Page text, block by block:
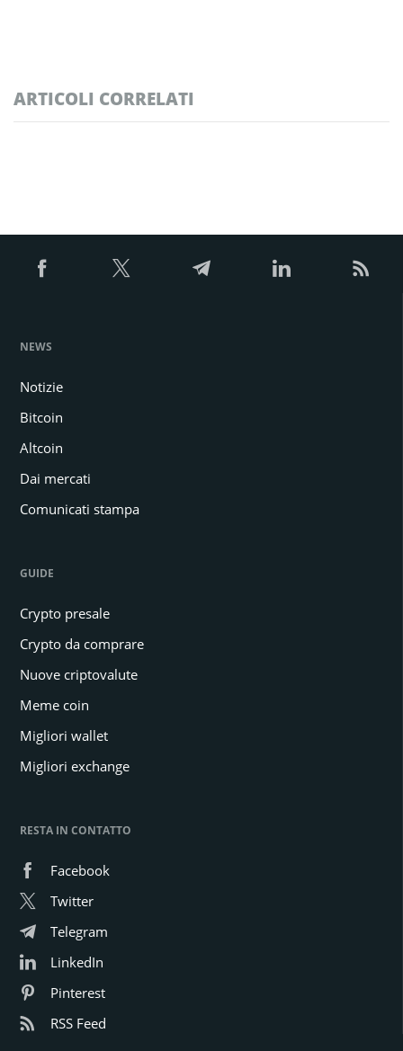
ARTICOLI CORRELATI
NEWS
Notizie
Bitcoin
Altcoin
Dai mercati
Comunicati stampa
GUIDE
Crypto presale
Crypto da comprare
Nuove criptovalute
Meme coin
Migliori wallet
Migliori exchange
RESTA IN CONTATTO
Facebook
Twitter
Telegram
LinkedIn
Pinterest
RSS Feed